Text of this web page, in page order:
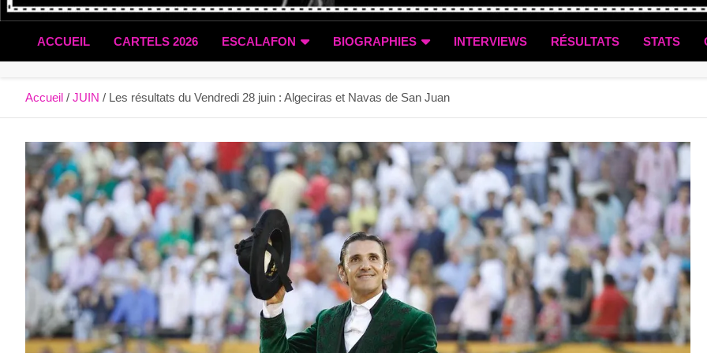
ACCUEIL CARTELS 2026 ESCALAFON BIOGRAPHIES INTERVIEWS RÉSULTATS STATS
Accueil JUIN Les résultats du Vendredi 28 juin : Algeciras et Navas de San Juan